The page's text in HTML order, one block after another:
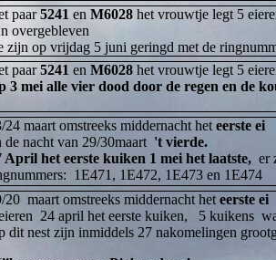
paar 5241 en M6028 het vrouwtje legt 5
overgebleven
zijn op vrijdag 5 juni geringd met de
paar 5241 en M6028 het vrouwtje legt 5
3 mei alle vier dood door de regen en de
24 maart omstreeks middernacht het eerste ei
de nacht van 29/30maart 't vierde.
April het eerste kuiken 1 mei het laatste, er
1E471, 1E472, 1E473 en 1E474
20 maart omstreeks middernacht het eerste ei
24 april het eerste kuiken, 5 kuikens
dit nest zijn inmiddels 27 nakomelingen